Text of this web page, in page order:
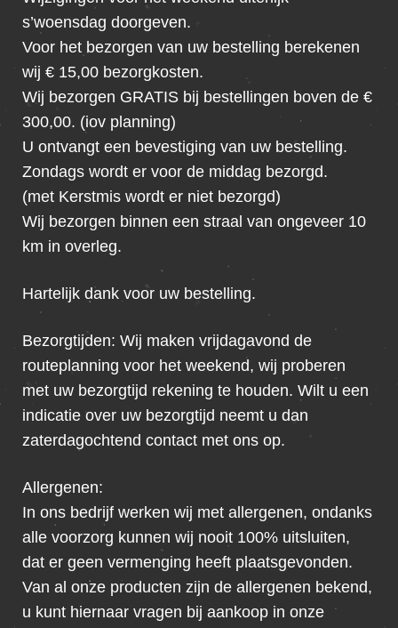
s’woensdag doorgeven.
Voor het bezorgen van uw bestelling berekenen
wij € 15,00 bezorgkosten.
Wij bezorgen GRATIS bij bestellingen boven de €
300,00. (iov planning)
U ontvangt een bevestiging van uw bestelling.
Zondags wordt er voor de middag bezorgd.
(met Kerstmis wordt er niet bezorgd)
Wij bezorgen binnen een straal van ongeveer 10
km in overleg.
Hartelijk dank voor uw bestelling.
Bezorgtijden: Wij maken vrijdagavond de
routeplanning voor het weekend, wij proberen
met uw bezorgtijd rekening te houden. Wilt u een
indicatie over uw bezorgtijd neemt u dan
zaterdagochtend contact met ons op.
Allergenen:
In ons bedrijf werken wij met allergenen, ondanks
alle voorzorg kunnen wij nooit 100% uitsluiten,
dat er geen vermenging heeft plaatsgevonden.
Van al onze producten zijn de allergenen bekend,
u kunt hiernaar vragen bij aankoop in onze